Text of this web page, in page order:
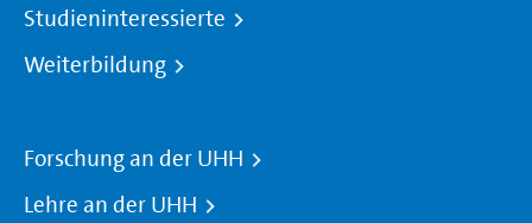
Studieninteressierte
Weiterbildung
Forschung an der UHH
Lehre an der UHH